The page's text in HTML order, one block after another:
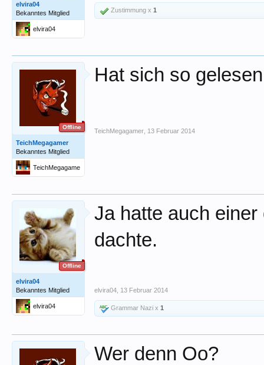
elvira04
Bekanntes Mitglied
elvira04
Zustimmung x 1
Offline
TeichMegagamer
Bekanntes Mitglied
TeichMegagame
r
Hat sich so
TeichMegagamer 13 Februar 2014
Offline
elvira04
Bekanntes Mitglied
elvira04
Ja hatte auch
dachte.
elvira04 13 Februar 2014
Grammar Nazi x 1
Wer denn Oo?